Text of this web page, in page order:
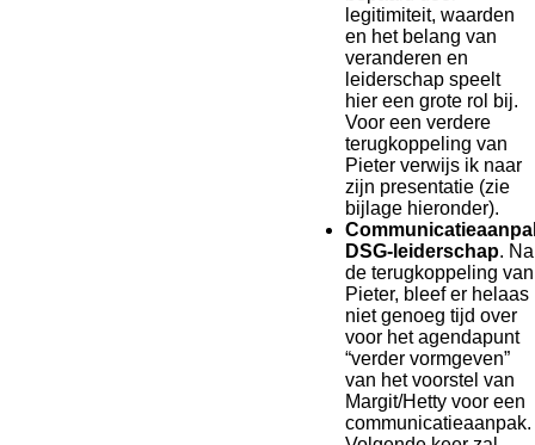
legitimiteit, waarden
en het belang van
veranderen en
leiderschap speelt
hier een grote rol bij.
Voor een verdere
terugkoppeling van
Pieter verwijs ik naar
zijn presentatie (zie
bijlage hieronder).
DSG-leiderschap. Na
de terugkoppeling van
Pieter, bleef er helaas
niet genoeg tijd over
voor het agendapunt
“verder vormgeven”
van het voorstel van
Margit/Hetty voor een
communicatieaanpak.